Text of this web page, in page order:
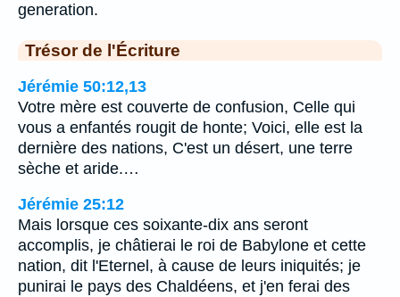
generation.
Trésor de l'Écriture
Jérémie 50:12,13
Votre mère est couverte de confusion, Celle qui
vous a enfantés rougit de honte; Voici, elle est la
dernière des nations, C'est un désert, une terre
sèche et aride.…
Jérémie 25:12
Mais lorsque ces soixante-dix ans seront
accomplis, je châtierai le roi de Babylone et cette
nation, dit l'Eternel, à cause de leurs iniquités; je
punirai le pays des Chaldéens, et j'en ferai des